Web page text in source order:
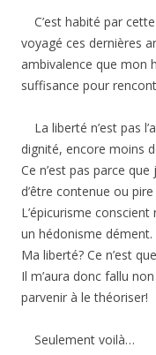
C’est habité par
voyagé ces dernières
ambivalence que mon
suffisance pour
La liberté n’est pas
dignité, encore moins
Ce n’est pas parce
d’être contenue ou
L’épicurisme conscient
un hédonisme dément.
Ma liberté? Ce n’est
Il m’aura donc fallu
parvenir à le théoriser!
Seulement voilà…